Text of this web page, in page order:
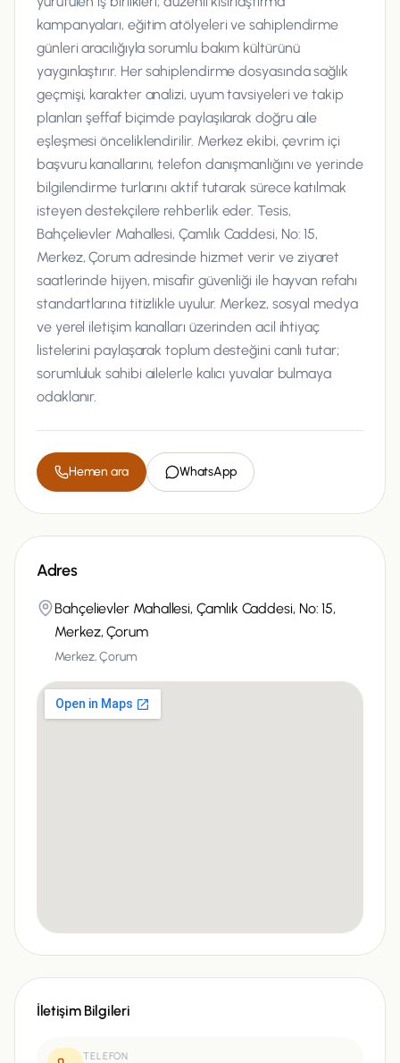
kampanyaları, eğitim atölyeleri ve sahiplendirme
günleri aracılığıyla sorumlu bakım kültürünü
yaygınlaştırır. Her sahiplendirme dosyasında sağlık
geçmişi, karakter analizi, uyum tavsiyeleri ve takip
planları şeffaf biçimde paylaşılarak doğru aile
eşleşmesi önceliklendirilir. Merkez ekibi, çevrim içi
başvuru kanallarını, telefon danışmanlığını ve yerinde
bilgilendirme turlarını aktif tutarak sürece katılmak
isteyen destekçilere rehberlik eder. Tesis,
Bahçelievler Mahallesi, Çamlık Caddesi, No: 15,
Merkez, Çorum adresinde hizmet verir ve ziyaret
saatlerinde hijyen, misafir güvenliği ile hayvan refahı
standartlarına titizlikle uyulur. Merkez, sosyal medya
ve yerel iletişim kanalları üzerinden acil ihtiyaç
listelerini paylaşarak toplum desteğini canlı tutar;
sorumluluk sahibi ailelerle kalıcı yuvalar bulmaya
odaklanır.
Hemen ara WhatsApp
Adres
Bahçelievler Mahallesi, Çamlık Caddesi, No: 15,
Merkez, Çorum
Merkez, Çorum
İletişim Bilgileri
TELEFON